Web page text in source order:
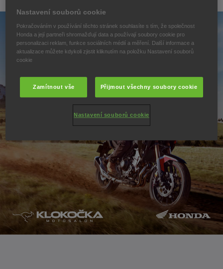
Nastavení souborů cookie
Pokračováním v používání těchto stránek souhlasíte s tím, že společnost
Honda a její partneři shromažďují data a používají soubory cookie pro
personalizaci reklam, funkce sociálních médií a měření. Další informace a
aktualizace můžete kdykoli zjistit kliknutím na položku Nastavení souborů
cookie
Zamítnout vše Přijmout všechny soubory cookie
Nastavení souborů cookie